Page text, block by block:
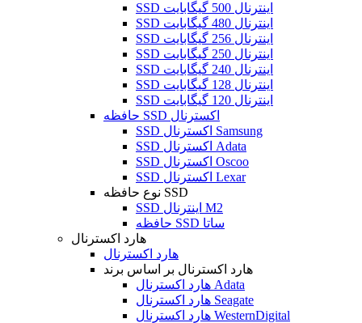
SSD اینترنال 500 گیگابایت
SSD اینترنال 480 گیگابایت
SSD اینترنال 256 گیگابایت
SSD اینترنال 250 گیگابایت
SSD اینترنال 240 گیگابایت
SSD اینترنال 128 گیگابایت
SSD اینترنال 120 گیگابایت
حافظه SSD اکسترنال
SSD اکسترنال Samsung
SSD اکسترنال Adata
SSD اکسترنال Oscoo
SSD اکسترنال Lexar
نوع حافظه SSD
SSD اینترنال M2
حافظه SSD ساتا
هارد اکسترنال
هارد اکسترنال
هارد اکسترنال بر اساس برند
هارد اکسترنال Adata
هارد اکسترنال Seagate
هارد اکسترنال WesternDigital